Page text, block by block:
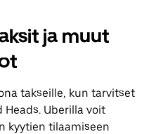
ja muut
takseille, kun tarvitset
Heads. Uberilla voit
kyytien tilaamiseen